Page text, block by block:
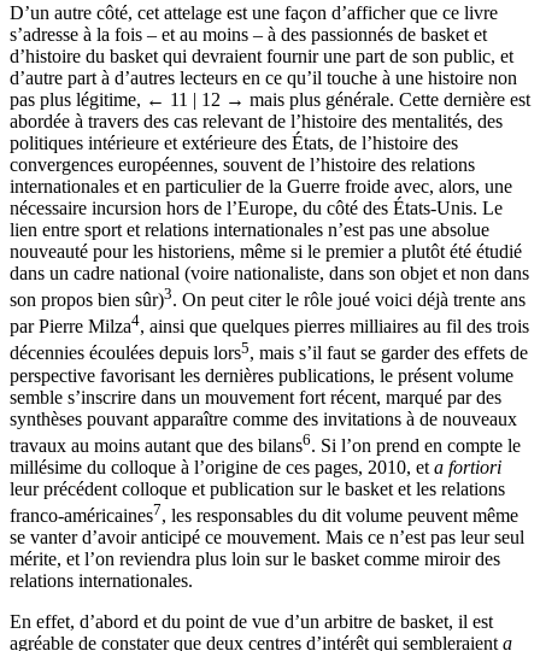
D’un autre côté, cet attelage est une façon d’afficher que ce livre
s’adresse à la fois – et au moins – à des passionnés de basket et
d’histoire du basket qui devraient fournir une part de son public, et
d’autre part à d’autres lecteurs en ce qu’il touche à une histoire non
pas plus légitime, ← 11 | 12 → mais plus générale. Cette dernière est
abordée à travers des cas relevant de l’histoire des mentalités, des
politiques intérieure et extérieure des États, de l’histoire des
convergences européennes, souvent de l’histoire des relations
internationales et en particulier de la Guerre froide avec, alors, une
nécessaire incursion hors de l’Europe, du côté des États-Unis. Le
lien entre sport et relations internationales n’est pas une absolue
nouveauté pour les historiens, même si le premier a plutôt été étudié
dans un cadre national (voire nationaliste, dans son objet et non dans
son propos bien sûr)3. On peut citer le rôle joué voici déjà trente ans
par Pierre Milza4, ainsi que quelques pierres milliaires au fil des trois
décennies écoulées depuis lors5, mais s’il faut se garder des effets de
perspective favorisant les dernières publications, le présent volume
semble s’inscrire dans un mouvement fort récent, marqué par des
synthèses pouvant apparaître comme des invitations à de nouveaux
travaux au moins autant que des bilans6. Si l’on prend en compte le
millésime du colloque à l’origine de ces pages, 2010, et a fortiori
leur précédent colloque et publication sur le basket et les relations
franco-américaines7, les responsables du dit volume peuvent même
se vanter d’avoir anticipé ce mouvement. Mais ce n’est pas leur seul
mérite, et l’on reviendra plus loin sur le basket comme miroir des
relations internationales.
En effet, d’abord et du point de vue d’un arbitre de basket, il est
agréable de constater que deux centres d’intérêt qui sembleraient a